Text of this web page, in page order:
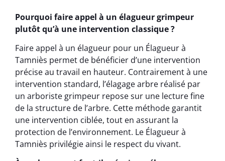
Pourquoi faire appel à un élagueur grimpeur
plutôt qu’à une intervention classique ?
Faire appel à un élagueur pour un Élagueur à
Tamniès permet de bénéficier d’une intervention
précise au travail en hauteur. Contrairement à une
intervention standard, l’élagage arbre réalisé par
un arboriste grimpeur repose sur une lecture fine
de la structure de l’arbre. Cette méthode garantit
une intervention ciblée, tout en assurant la
protection de l’environnement. Le Élagueur à
Tamniès privilégie ainsi le respect du vivant.